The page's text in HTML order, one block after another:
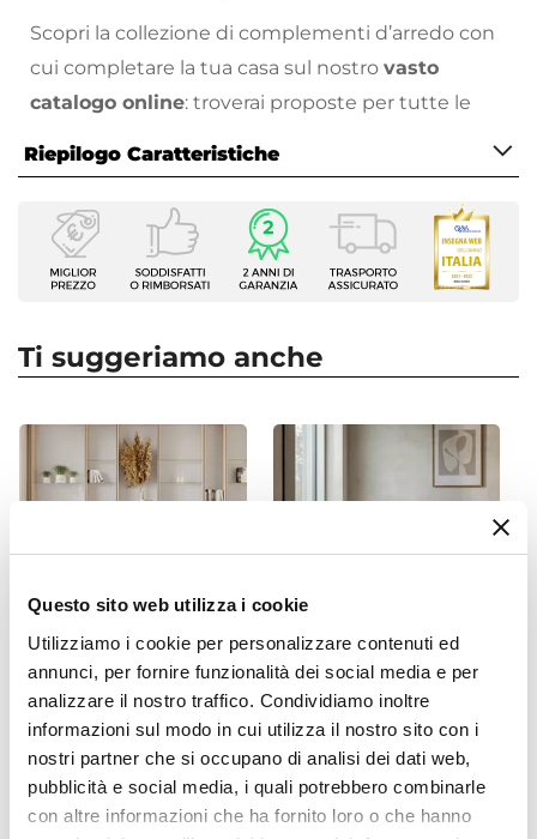
Questo sito web utilizza i cookie
Utilizziamo i cookie per personalizzare contenuti ed
annunci, per fornire funzionalità dei social media e per
analizzare il nostro traffico. Condividiamo inoltre
informazioni sul modo in cui utilizza il nostro sito con i
nostri partner che si occupano di analisi dei dati web,
pubblicità e social media, i quali potrebbero combinarle
con altre informazioni che ha fornito loro o che hanno
Scopri la collezione di complementi d’arredo con
cui completare la tua casa sul nostro vasto
catalogo online: troverai proposte per tutte le
Riepilogo Caratteristiche
Caratteristiche
Serie
Romeo
Tavolo fisso
Dimensioni
Altezza
74 cm
Colore Piano
Nero
Materiale Piano
Ceramica
Materiale Gambe
Metallo
Finitura
Opaca
Spessore Piano
Ti suggeriamo anche
CODICE:DR-4SC
Set 4 sedie in polipropilene
e metallo cappuccino -
Dariwa
€ 112,00
CODICE:ELE-P3M
Pouf contenitore 29 cm
effetto velluto chocolat con
base oro - Elenor
€ 24,00